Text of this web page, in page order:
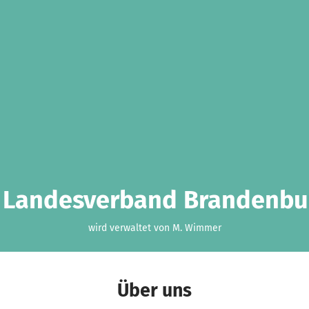
Landesverband
wird verwaltet von M. Wimmer
Über uns